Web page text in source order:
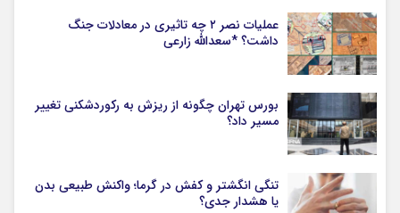
عملیات نصر ۲ چه تاثیری در معادلات جنگ
داشت؟ *سعدالله زارعی
بورس تهران چگونه از ریزش به رکوردشکنی تغییر
مسیر داد؟
تنگی انگشتر و کفش در گرما؛ واکنش طبیعی بدن
یا هشدار جدی؟